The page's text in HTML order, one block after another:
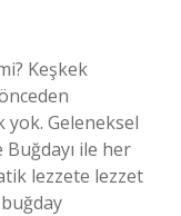
Keşkek
yok. Geleneksel
ile her
lezzete lezzet